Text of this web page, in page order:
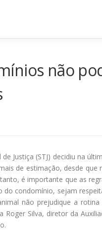
não
Justiça (STJ) decidiu na
de estimação, desde que
é importante que as
condomínio, sejam
não prejudique a
Silva, diretor da